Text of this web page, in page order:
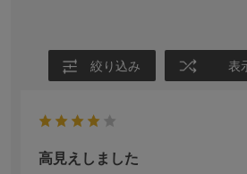
絞り込み 表
高見えしました